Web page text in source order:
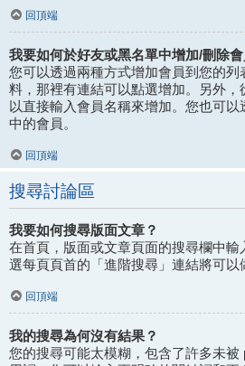
回頂端
我要如何於好友或黑名單中增加/刪除會
您可以透過兩種方式增加會員到您的列
料，那裡有連結可以點選增加。另外
以直接輸入會員名稱來增加。您也可
中的會員。
回頂端
搜尋討論區
我要如何搜尋版面文章？
在首頁，版面或文章頁面的搜尋欄中
選每頁頁首的「進階搜尋」連結將可以
回頂端
我的搜尋為何沒有結果？
您的搜尋可能太模糊，包含了許多未被